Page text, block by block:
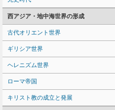
西アジア・地中海世界の形成
古代オリエント世界
ギリシア世界
ヘレニズム世界
ローマ帝国
キリスト教の成立と発展